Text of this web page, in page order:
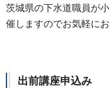
茨城県の下水道職員が
催しますのでお気軽に
出前講座申込み